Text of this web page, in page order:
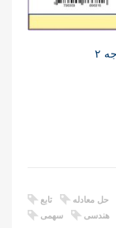
تابع حل معادله
سهمی
هندسی